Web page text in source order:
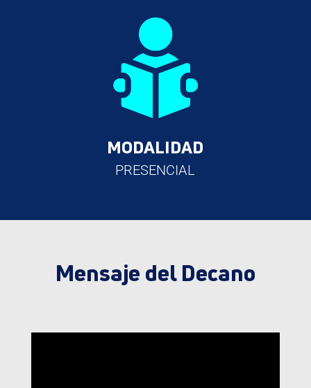
MODALIDAD
PRESENCIAL
Mensaje del Decano